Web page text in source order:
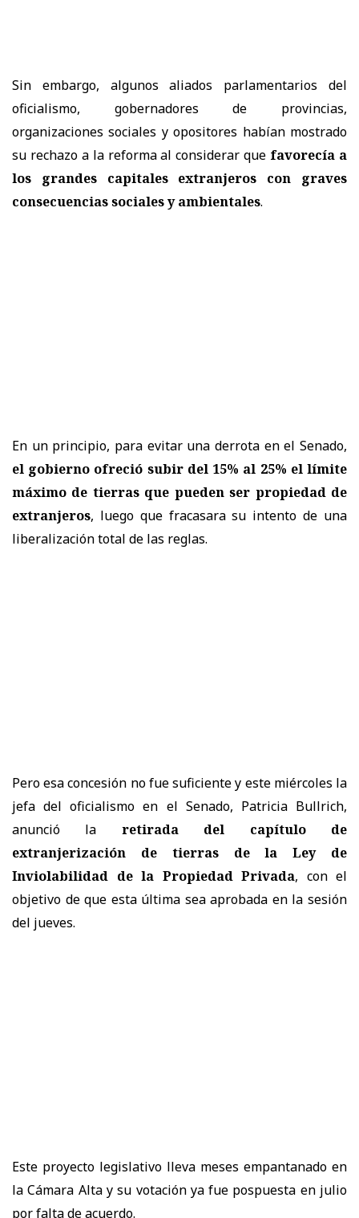
Sin embargo, algunos aliados parlamentarios del
oficialismo, gobernadores de provincias,
organizaciones sociales y opositores habían mostrado
su rechazo a la reforma al considerar que favorecía a
los grandes capitales extranjeros con graves
consecuencias sociales y ambientales.
En un principio, para evitar una derrota en el Senado,
el gobierno ofreció subir del 15% al 25% el límite
máximo de tierras que pueden ser propiedad de
extranjeros, luego que fracasara su intento de una
liberalización total de las reglas.
Pero esa concesión no fue suficiente y este miércoles la
jefa del oficialismo en el Senado, Patricia Bullrich,
anunció la retirada del capítulo de
extranjerización de tierras de la Ley de
Inviolabilidad de la Propiedad Privada, con el
objetivo de que esta última sea aprobada en la sesión
del jueves.
Este proyecto legislativo lleva meses empantanado en
la Cámara Alta y su votación ya fue pospuesta en julio
por falta de acuerdo.